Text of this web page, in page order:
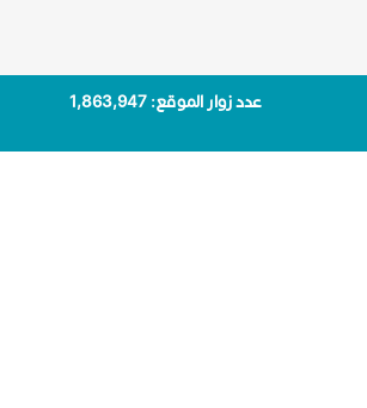
عدد زوار الموقع: 1٬863٬947